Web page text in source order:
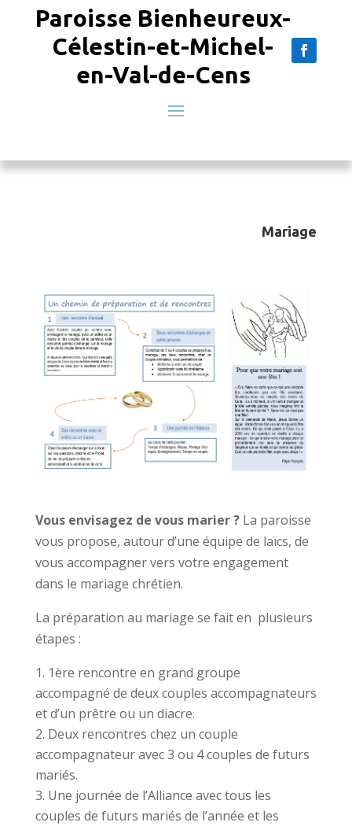
Paroisse Bienheureux-
Célestin-et-Michel-
en-Val-de-Cens
Mariage
Vous envisagez de vous marier ?La paroisse
vous propose, autour d’une équipe de laïcs, de
vous accompagner vers votre engagement
dans le mariage chrétien.
La préparation au mariage se fait en plusieurs
étapes :
1ère rencontre en grand groupe
accompagné de deux couples accompagnateurs
et d’un prêtre ou un diacre.
Deux rencontres chez un couple
accompagnateur avec 3 ou 4 couples de futurs
mariés.
Une journée de l’Alliance avec tous les
couples de futurs mariés de l’année et les